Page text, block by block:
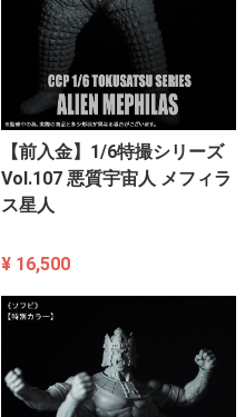
【前入金】1/6特撮シリーズ
Vol.107 悪質宇宙人 メフィラ
ス星人
¥ 16,500